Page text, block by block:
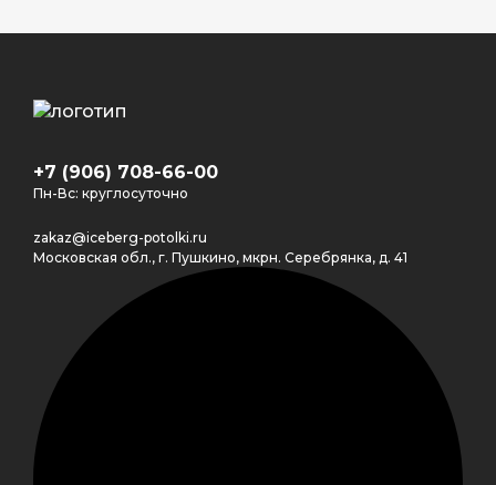
+7 (906) 708-66-00
Пн-Вс: круглосуточно
zakaz@iceberg-potolki.ru
Московская обл., г. Пушкино, мкрн. Серебрянка, д. 41